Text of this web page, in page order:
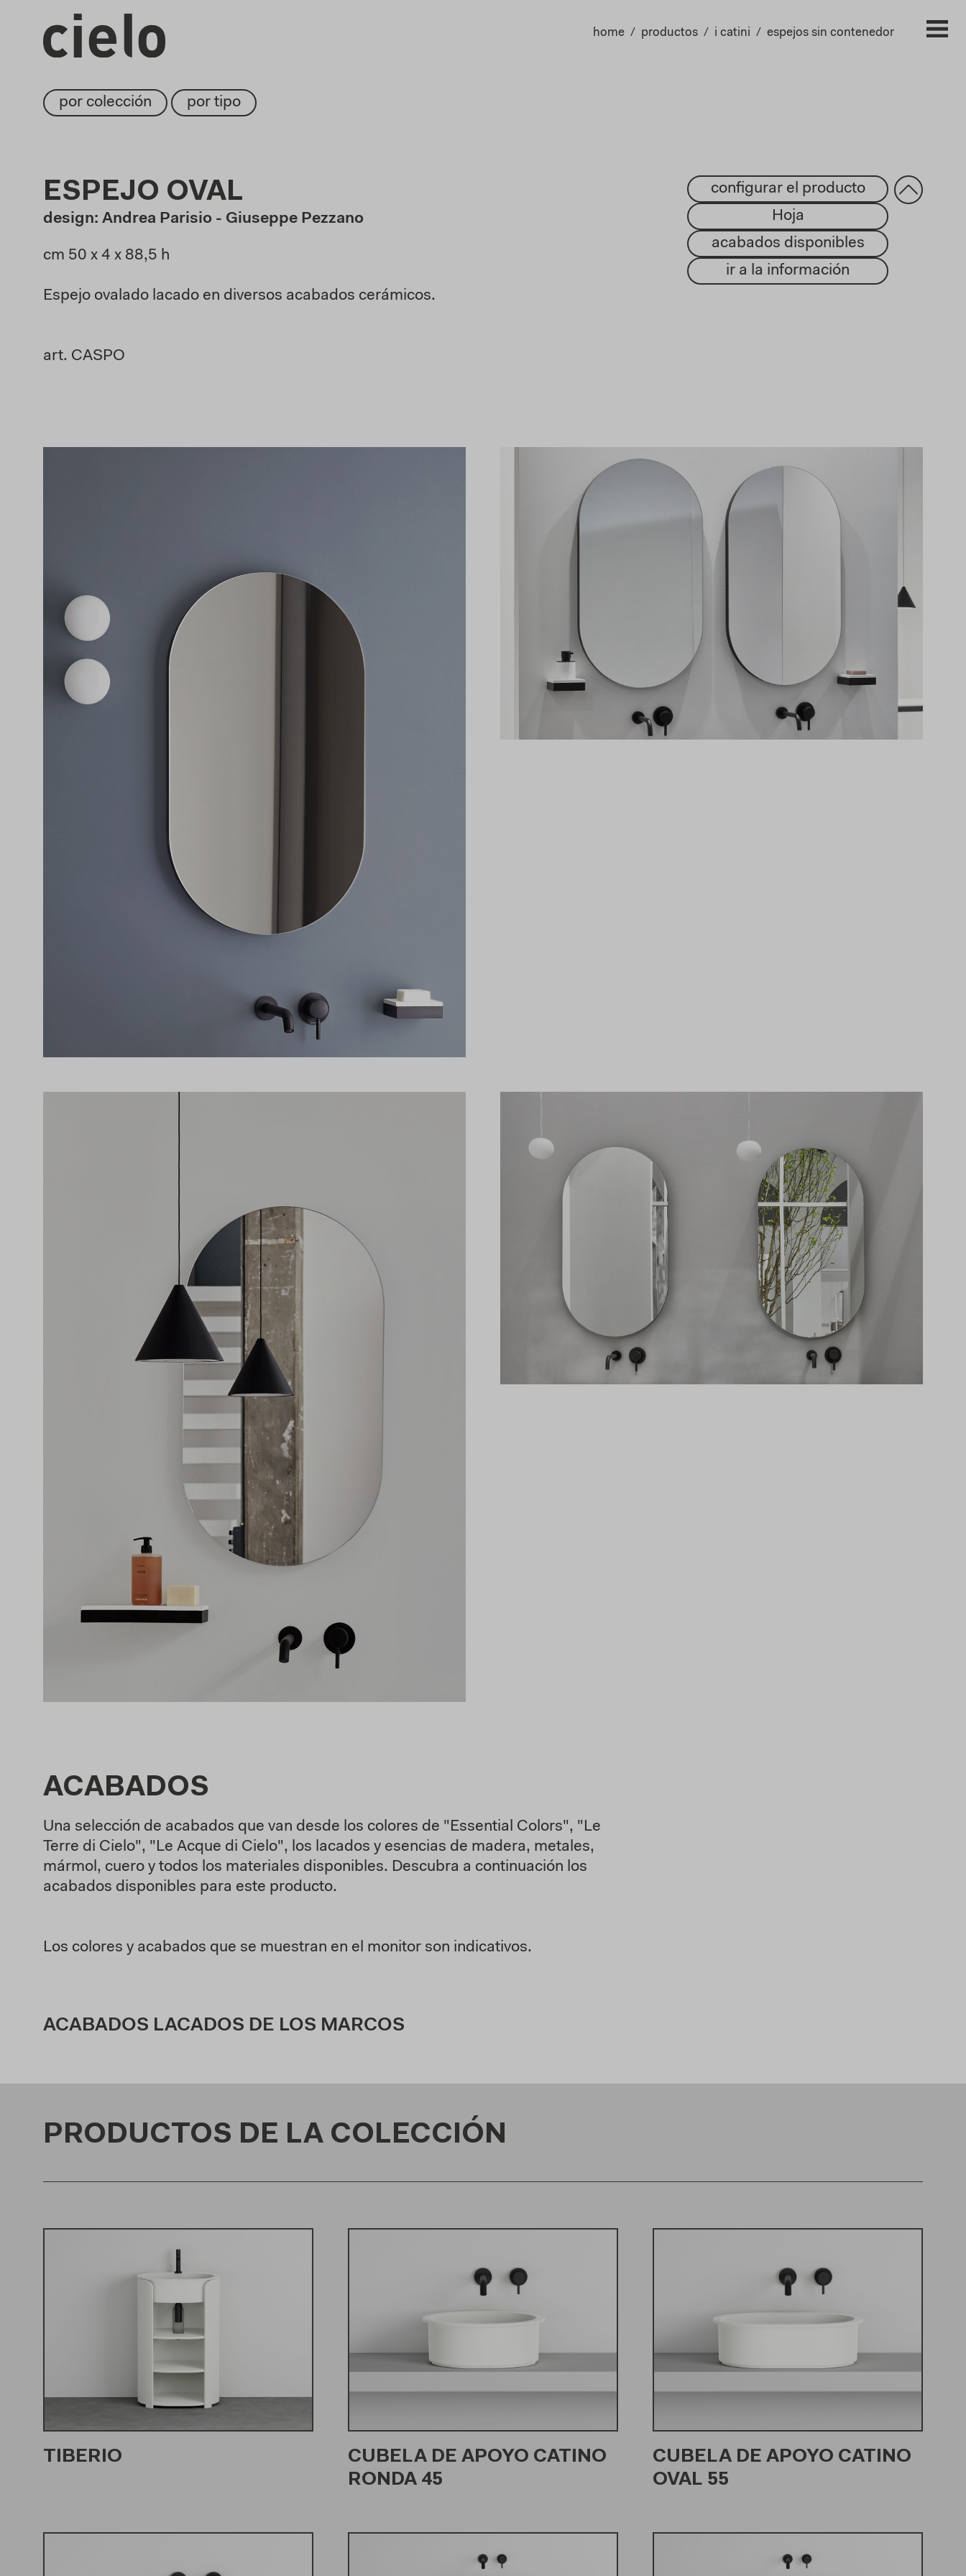
home productos i catini espejos sin contenedor
por colección por tipo
ESPEJO OVAL
design: Andrea Parisio - Giuseppe Pezzano
cm 50 x 4 x 88,5 h
Espejo ovalado lacado en diversos acabados cerámicos.
art. CASPO
configurar el producto
Hoja
acabados disponibles
ir a la información
ACABADOS
Una selección de acabados que van desde los colores de "Essential Colors", "Le
Terre di Cielo", "Le Acque di Cielo", los lacados y esencias de madera, metales,
mármol, cuero y todos los materiales disponibles. Descubra a continuación los
acabados disponibles para este producto.
Los colores y acabados que se muestran en el monitor son indicativos.
ACABADOS LACADOS DE LOS MARCOS
PRODUCTOS DE LA COLECCIÓN
TIBERIO
CUBELA DE APOYO CATINO
RONDA 45
CUBELA DE APOYO CATINO
OVAL 55